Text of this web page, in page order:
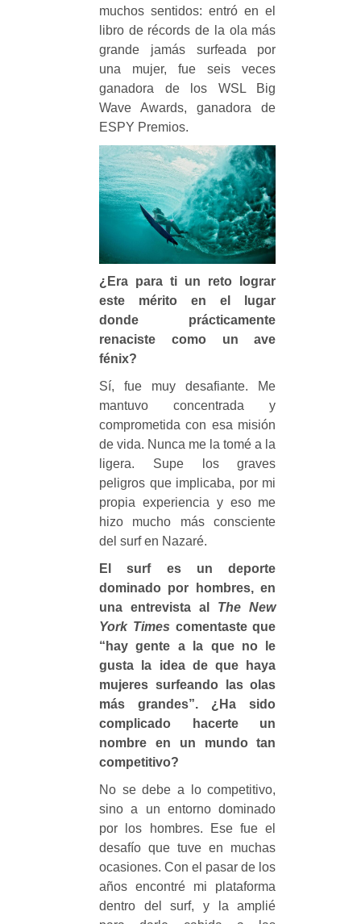
muchos sentidos: entró en el
libro de récords de la ola más
grande jamás surfeada por
una mujer, fue seis veces
ganadora de los WSL Big
Wave Awards, ganadora de
ESPY Premios.
¿Era para ti un reto lograr
este mérito en el lugar
donde prácticamente
renaciste como un ave
fénix?
Sí, fue muy desafiante. Me
mantuvo concentrada y
comprometida con esa misión
de vida. Nunca me la tomé a la
ligera. Supe los graves
peligros que implicaba, por mi
propia experiencia y eso me
hizo mucho más consciente
del surf en Nazaré.
El surf es un deporte
dominado por hombres, en
una entrevista al The New
York Times comentaste que
“hay gente a la que no le
gusta la idea de que haya
mujeres surfeando las olas
más grandes”. ¿Ha sido
complicado hacerte un
nombre en un mundo tan
competitivo?
No se debe a lo competitivo,
sino a un entorno dominado
por los hombres. Ese fue el
desafío que tuve en muchas
ocasiones. Con el pasar de los
años encontré mi plataforma
dentro del surf, y la amplié